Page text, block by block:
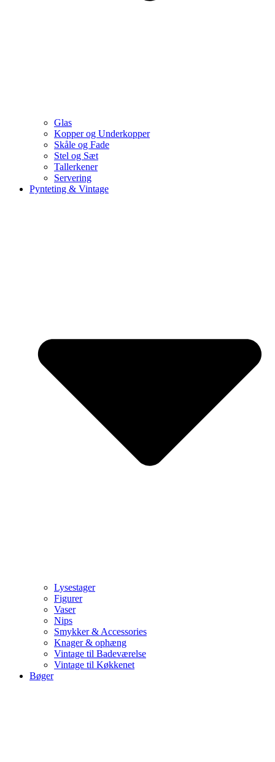
Glas
Kopper og Underkopper
Skåle og Fade
Stel og Sæt
Tallerkener
Servering
Pynteting & Vintage
Lysestager
Figurer
Vaser
Nips
Smykker & Accessories
Knager & ophæng
Vintage til Badeværelse
Vintage til Køkkenet
Bøger